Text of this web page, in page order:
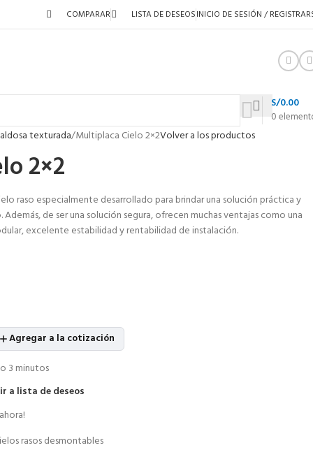
COMPARAR LISTA DE DESEOSINICIO DE SESIÓN /
0
S/0.00
texturada Multiplaca Cielo 2×2Volver a los productos
2×2
raso especialmente desarrollado para brindar una solución práctica y
de ser una solución segura, ofrecen muchas ventajas como una
excelente estabilidad y rentabilidad de instalación.
Agregar a la cotización
3 minutos
a lista de deseos
rasos desmontables